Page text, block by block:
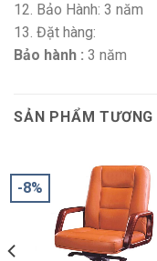
12. Bảo Hành: 3 năm
13. Đặt hàng:
Bảo hành : 3 năm
SẢN PHẨM
-8%